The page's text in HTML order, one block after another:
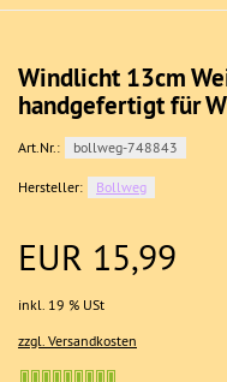
Windlicht 13cm
handgefertigt für
Art.Nr.: bollweg-748843
Hersteller: Bollweg
EUR 15,99
inkl. 19 % USt
zzgl. Versandkosten